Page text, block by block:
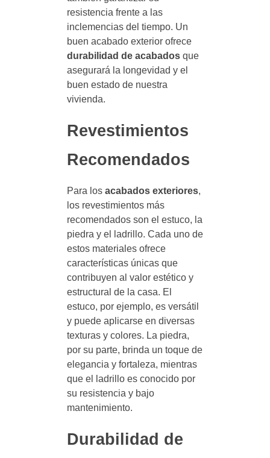
resistencia frente a las
inclemencias del tiempo. Un
buen acabado exterior ofrece
durabilidad de acabadosque
asegurará la longevidad y el
buen estado de nuestra
vivienda.
Revestimientos
Recomendados
Para los acabados exteriores,
los revestimientos más
recomendados son el estuco, la
piedra y el ladrillo. Cada uno de
estos materiales ofrece
características únicas que
contribuyen al valor estético y
estructural de la casa. El
estuco, por ejemplo, es versátil
y puede aplicarse en diversas
texturas y colores. La piedra,
por su parte, brinda un toque de
elegancia y fortaleza, mientras
que el ladrillo es conocido por
su resistencia y bajo
mantenimiento.
Durabilidad de